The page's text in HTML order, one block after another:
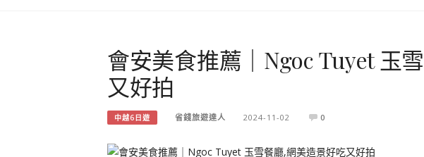
會安美食推薦｜Ngoc Tuyet 玉
又好拍
中越6日遊 省錢旅遊達人 2024-11-02 0